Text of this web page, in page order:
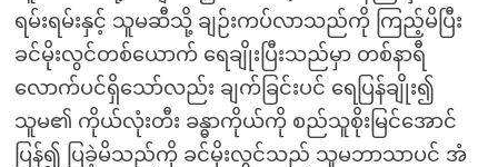
ရမ်းရမ်းနှင့် သူမဆီသို့ ချဉ်းကပ်လာသည်ကို ကြည့်မိပြီး
ခင်မိုးလွင်တစ်ယောက် ရေချိုးပြီးသည်မှာ တစ်နာရီ
လောက်ပင်ရှိသော်လည်း ချက်ခြင်းပင် ရေပြန်ချိုး၍
သူမ၏ ကိုယ်လုံးတီး ခန္ဓာကိုယ်ကို စည်သူစိုးမြင်အောင်
ပြန်၍ ပြခဲ့မိသည်ကို ခင်မိုးလွင်သည် သူမဘာသာပင် အံ